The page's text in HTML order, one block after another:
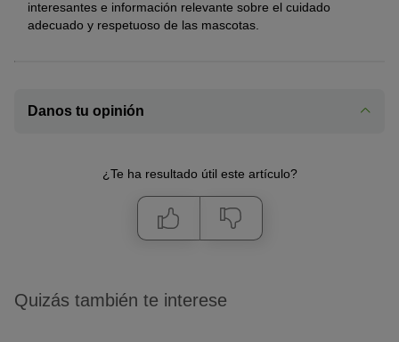
interesantes e información relevante sobre el cuidado
adecuado y respetuoso de las mascotas.
Danos tu opinión
¿Te ha resultado útil este artículo?
Quizás también te interese